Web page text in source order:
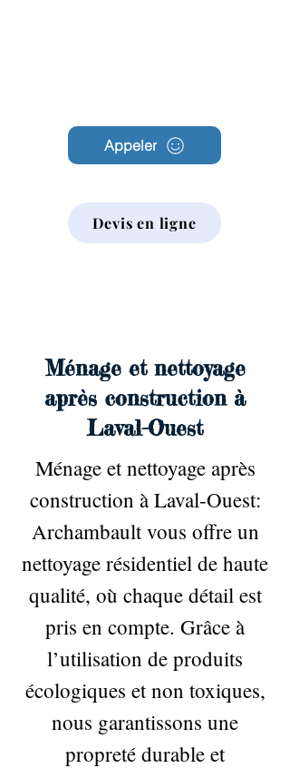
Appeler
Devis en ligne
Ménage et nettoyage
après construction à
Laval-Ouest
Ménage et nettoyage après
construction à Laval-Ouest:
Archambault vous offre un
nettoyage résidentiel de haute
qualité, où chaque détail est
pris en compte. Grâce à
l’utilisation de produits
écologiques et non toxiques,
nous garantissons une
propreté durable et